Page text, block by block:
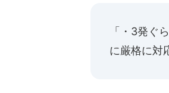
「・3発ぐ
に厳格に対